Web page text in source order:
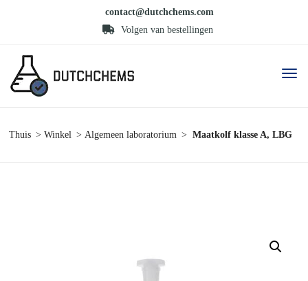
contact@dutchchems.com
Volgen van bestellingen
Thuis Winkel Algemeen laboratorium Maatkolf klasse A, LBG